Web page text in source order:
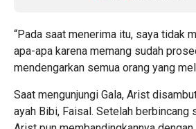
“Pada saat menerima itu, saya tidak
apa-apa karena memang sudah
mendengarkan semua orang yang
Saat mengunjungi Gala, Arist
ayah Bibi, Faisal. Setelah berbincang